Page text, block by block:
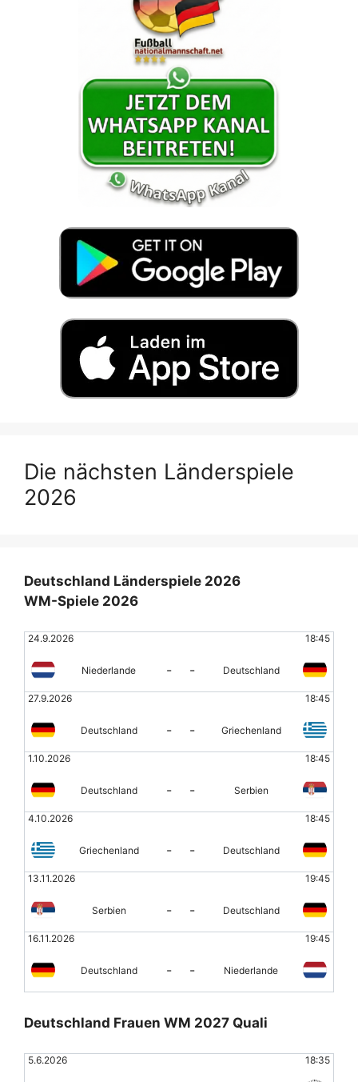
Die nächsten Länderspiele
2026
Deutschland Länderspiele 2026
WM-Spiele 2026
24.9.2026 18:45
Niederlande - - Deutschland
27.9.2026 18:45
Deutschland - - Griechenland
1.10.2026 18:45
Deutschland - - Serbien
4.10.2026 18:45
Griechenland - - Deutschland
13.11.2026 19:45
Serbien - - Deutschland
16.11.2026 19:45
Deutschland - - Niederlande
Deutschland Frauen WM 2027 Quali
5.6.2026 18:35